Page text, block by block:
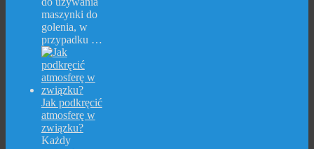
maszynki do
golenia, w
przypadku …
Jak podkręcić
atmosferę w
związku?
Każdy